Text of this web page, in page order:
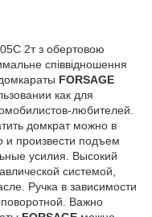
2т з обертовою
співвідношення
домкараты FORSAGE
как для
любителей.
домкрат можно в
и произвести подъем
усилия. Высокий
системой,
Ручка в зависимости
Важно